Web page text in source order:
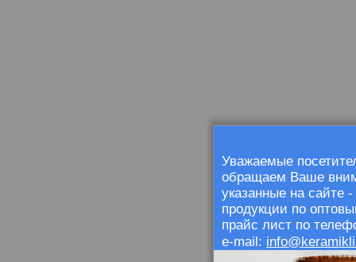
Уважаемые
обращаем Ваше
указанные на сайте
продукции по
прайс лист по
e-mail: